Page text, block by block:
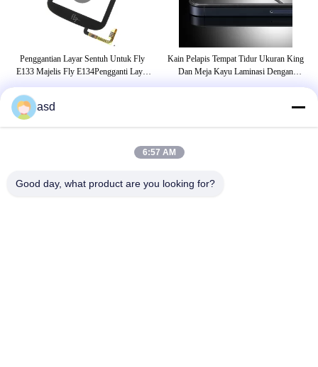
Penggantian Layar Sentuh Untuk Fly
E133 Majelis Fly E134Pengganti Layar
Kain Pelapis Tempat Tidur Ukuran King
Dan Meja Kayu Laminasi Dengan
TAG
penggantian layar iphone 6s
asd
6:57 AM
Good day, what product are you looking for?